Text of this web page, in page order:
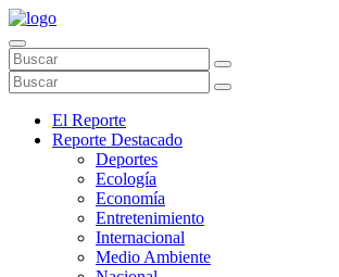
El Reporte
Reporte Destacado
Deportes
Ecología
Economía
Entretenimiento
Internacional
Medio Ambiente